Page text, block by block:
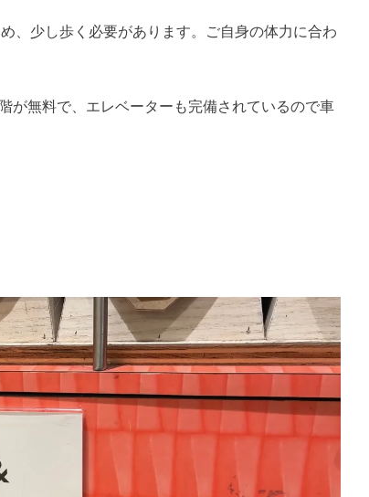
、少し歩く必要があります。ご自身の体力に合わ
が無料で、エレベーターも完備されているので車